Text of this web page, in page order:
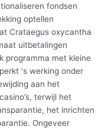
fondsen
optellen
Crataegus oxycantha
uitbetalingen
programma met kleine
‘s werking onder
aan het
terwijl het
het inrichten
Ongeveer